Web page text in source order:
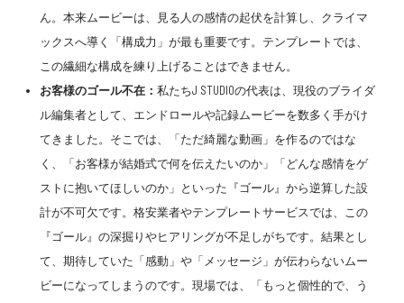
ん。本来ムービーは、見る人の感情の起伏を計算し、クライマ
ックスへ導く「構成力」が最も重要です。テンプレートでは、
この繊細な構成を練り上げることはできません。
お客様のゴール不在： 私たちJ STUDIOの代表は、現役のブライダ
ル編集者として、エンドロールや記録ムービーを数多く手がけ
てきました。そこでは、「ただ綺麗な動画」を作るのではな
く、「お客様が結婚式で何を伝えたいのか」「どんな感情をゲ
ストに抱いてほしいのか」といった『ゴール』から逆算した設
計が不可欠です。格安業者やテンプレートサービスでは、この
『ゴール』の深掘りやヒアリングが不足しがちです。結果とし
て、期待していた「感動」や「メッセージ」が伝わらないムー
ビーになってしまうのです。現場では、「もっと個性的で、う